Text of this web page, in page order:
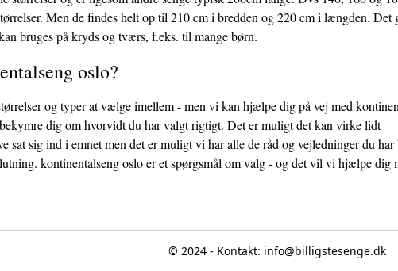
Men de findes helt op til 210 cm i bredden og 220 cm i længden. Det
bruges på kryds og tværs, f.eks. til mange børn.
oslo?
og typer at vælge imellem - men vi kan hjælpe dig på vej med
dig om hvorvidt du har valgt rigtigt. Det er muligt det kan virke lidt
sat sig ind i emnet men det er muligt vi har alle de råd og vejledninger du har
kontinentalseng oslo er et spørgsmål om valg - og det vil vi hjælpe dig
© 2024 - Kontakt: info@billigstesenge.dk